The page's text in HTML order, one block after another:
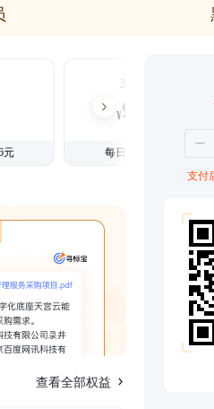
元
3个月
¥99
每日仅1.08元
查看全部权益
支付